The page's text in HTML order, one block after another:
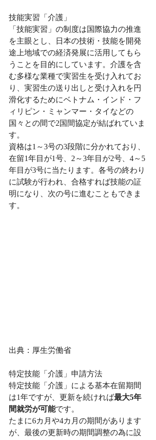
技能実習「介護」
「技能実習」の制度は国際協力の推進
を主眼とし、日本の技術・技能を開発
途上地域での経済発展に活用してもら
うことを目的にしています。介護を含
む多様な業種で実習生を受け入れてお
り、実習生の送り出しと受け入れを円
滑化するためにベトナム・インド・フ
ィリピン・ミャンマー・タイなどの
国々との間で2国間協定が結ばれていま
す。
資格は1～3号の3段階に分かれており、
在留1年目が1号、2～3年目が2号、4～5
年目が3号に当たります。各号の終わり
に試験が行われ、合格すれば技能の証
明になり、次の号に進むこともできま
す。
出典：厚生労働省
特定技能「介護」申請方法
特定技能「介護」による基本在留期間
は1年ですが、更新を続ければ最大5年
間就労が可能です。
たまに6カ月や4カ月の期間があります
が、最後の更新時の期間調整の為に設